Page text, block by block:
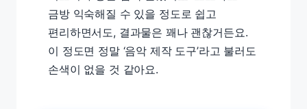
금방 익숙해질 수 있을 정도로 쉽고
편리하면서도, 결과물은 꽤나 괜찮거든요.
이 정도면 정말 ‘음악 제작 도구’라고 불러도
손색이 없을 것 같아요.